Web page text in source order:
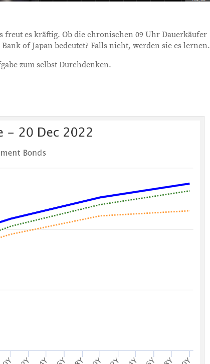
freut es kräftig. Ob die chronischen 09 Uhr Dauerkäufer
of Japan bedeutet? Falls nicht, werden sie es lernen.
zum selbst Durchdenken.